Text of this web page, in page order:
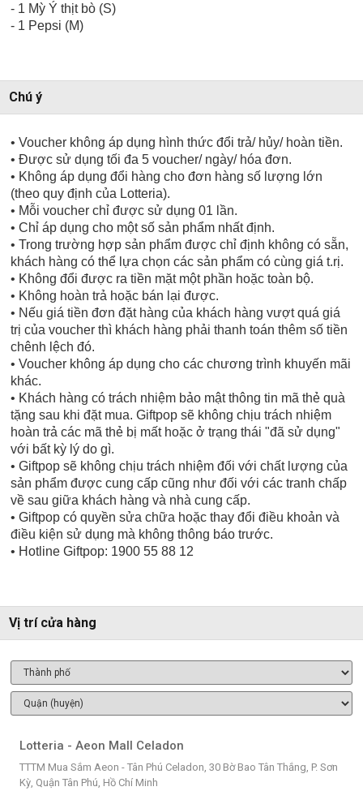
- 1 Mỳ Ý thịt bò (S)
- 1 Pepsi (M)
Chú ý
• Voucher không áp dụng hình thức đổi trả/ hủy/ hoàn tiền.
• Được sử dụng tối đa 5 voucher/ ngày/ hóa đơn.
• Không áp dụng đổi hàng cho đơn hàng số lượng lớn
(theo quy định của Lotteria).
• Mỗi voucher chỉ được sử dụng 01 lần.
• Chỉ áp dụng cho một số sản phẩm nhất định.
• Trong trường hợp sản phẩm được chỉ định không có sẵn,
khách hàng có thể lựa chọn các sản phẩm có cùng giá t.rị.
• Không đổi được ra tiền mặt một phần hoặc toàn bộ.
• Không hoàn trả hoặc bán lại được.
• Nếu giá tiền đơn đặt hàng của khách hàng vượt quá giá
trị của voucher thì khách hàng phải thanh toán thêm số tiền
chênh lệch đó.
• Voucher không áp dụng cho các chương trình khuyến mãi
khác.
• Khách hàng có trách nhiệm bảo mật thông tin mã thẻ quà
tặng sau khi đặt mua. Giftpop sẽ không chịu trách nhiệm
hoàn trả các mã thẻ bị mất hoặc ở trạng thái "đã sử dụng"
với bất kỳ lý do gì.
• Giftpop sẽ không chịu trách nhiệm đối với chất lượng của
sản phẩm được cung cấp cũng như đối với các tranh chấp
về sau giữa khách hàng và nhà cung cấp.
• Giftpop có quyền sửa chữa hoặc thay đổi điều khoản và
điều kiện sử dụng mà không thông báo trước.
• Hotline Giftpop: 1900 55 88 12
Vị trí cửa hàng
Lotteria - Aeon Mall Celadon
TTTM Mua Sắm Aeon - Tân Phú Celadon, 30 Bờ Bao Tân Thắng, P. Sơn
Kỳ, Quận Tân Phú, Hồ Chí Minh